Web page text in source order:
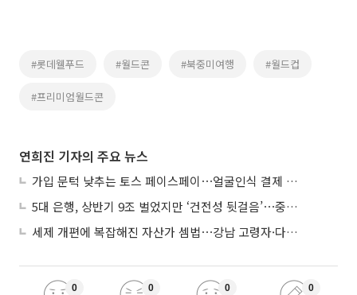
#롯데웰푸드 #월드콘 #북중미여행 #월드컵
#프리미엄월드콘
연희진 기자의 주요 뉴스
가입 문턱 낮추는 토스 페이스페이⋯얼굴인식 결제 확산 속도낸다
5대 은행, 상반기 9조 벌었지만 ‘건전성 뒷걸음’⋯중기대출 문턱 높아지나
세제 개편에 복잡해진 자산가 셈법⋯강남 고령자·다주택자 ‘자산재편 고심’
0 0 0 0